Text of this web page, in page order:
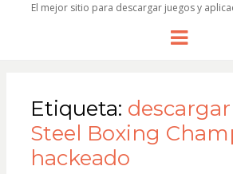
El mejor sitio para descargar juegos y
Menu
Etiqueta: descargar
Steel Boxing
hackeado